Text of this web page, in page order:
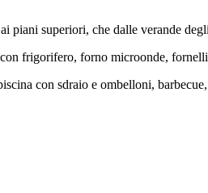
piani superiori, che dalle verande
frigorifero, forno microonde,
con sdraio e ombelloni,